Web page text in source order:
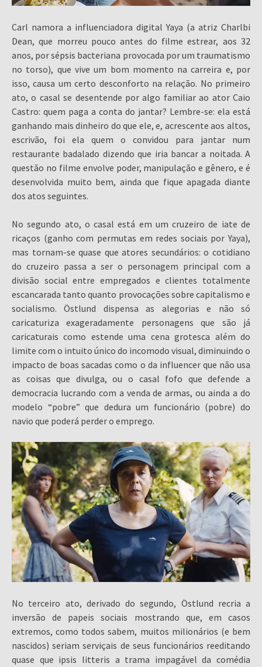
Carl namora a influenciadora digital Yaya (a atriz Charlbi
Dean, que morreu pouco antes do filme estrear, aos 32
anos, por sépsis bacteriana provocada por um traumatismo
no torso), que vive um bom momento na carreira e, por
isso, causa um certo desconforto na relação. No primeiro
ato, o casal se desentende por algo familiar ao ator Caio
Castro: quem paga a conta do jantar? Lembre-se: ela está
ganhando mais dinheiro do que ele, e, acrescente aos altos,
escrivão, foi ela quem o convidou para jantar num
restaurante badalado dizendo que iria bancar a noitada. A
questão no filme envolve poder, manipulação e gênero, e é
desenvolvida muito bem, ainda que fique apagada diante
dos atos seguintes.
No segundo ato, o casal está em um cruzeiro de iate de
ricaços (ganho com permutas em redes sociais por Yaya),
mas tornam-se quase que atores secundários: o cotidiano
do cruzeiro passa a ser o personagem principal com a
divisão social entre empregados e clientes totalmente
escancarada tanto quanto provocações sobre capitalismo e
socialismo. Östlund dispensa as alegorias e não só
caricaturiza exageradamente personagens que são já
caricaturais como estende uma cena grotesca além do
limite com o intuito único do incomodo visual, diminuindo o
impacto de boas sacadas como o da influencer que não usa
as coisas que divulga, ou o casal fofo que defende a
democracia lucrando com a venda de armas, ou ainda a do
modelo “pobre” que dedura um funcionário (pobre) do
navio que poderá perder o emprego.
No terceiro ato, derivado do segundo, Östlund recria a
inversão de papeis sociais mostrando que, em casos
extremos, como todos sabem, muitos milionários (e bem
nascidos) seriam serviçais de seus funcionários reeditando
quase que ipsis litteris a trama impagável da comédia